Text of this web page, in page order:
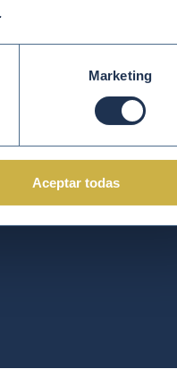
.
Marketing
Aceptar todas
SOCIO! y da un paso